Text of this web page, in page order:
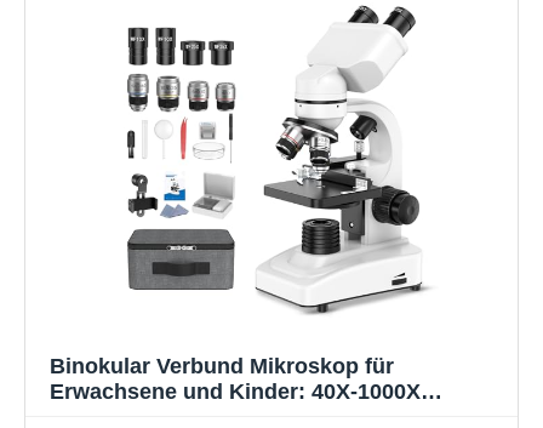
Binokular Verbund Mikroskop für
Erwachsene und Kinder: 40X-1000X